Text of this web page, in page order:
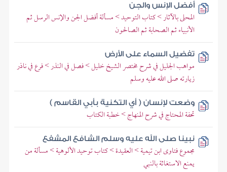
أفضل الإنس والجن
المحلى بالآثار > كتاب التوحيد > مسألة أفضل الجن والإنس الرسل ثم
الأنبياء ثم الصحابة ثم الصالحون
تفضيل السماء على الأرض
مواهب الجليل في شرح مختصر الشيخ خليل > فصل في النذر > فرع في ناذر
زيارته صلى الله عليه وسلم
وضعت لإنسان ( أي التكنية بأبي القاسم )
تحفة المحتاج في شرح المنهاج > خطبة الكتاب
نبينا صلى الله عليه وسلم الشافع المشفع
مجموع فتاوى ابن تيمية > العقيدة > كتاب توحيد الألوهية > مسألة من
يمنع الاستغاثة بالنبي